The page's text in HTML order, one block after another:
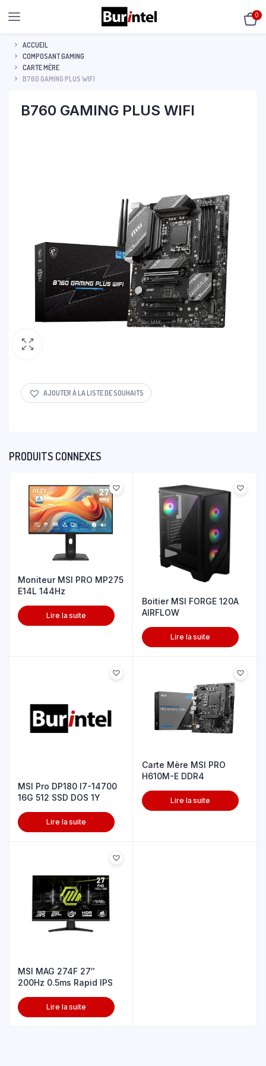
0
ACCUEIL
COMPOSANT GAMING
CARTE MÈRE
B760 GAMING PLUS WIFI
B760 GAMING PLUS WIFI
AJOUTER À LA LISTE DE SOUHAITS
PRODUITS CONNEXES
Moniteur MSI PRO MP275
E14L 144Hz
Lire la suite
Boitier MSI FORGE 120A
AIRFLOW
Lire la suite
MSI Pro DP180 I7-14700
16G 512 SSD DOS 1Y
Lire la suite
Carte Mère MSI PRO
H610M-E DDR4
Lire la suite
MSI MAG 274F 27″
200Hz 0.5ms Rapid IPS
Lire la suite